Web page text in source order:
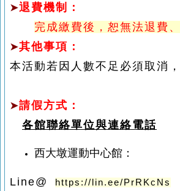
➤退費機制：
完成繳費後，恕無法退費、
➤其他事項：
本活動若因人數不足必須取消
➤請假方式：
各館聯絡單位與連絡電話
西大墩運動中心館：
Line@ https://lin.ee/PrRKcNs